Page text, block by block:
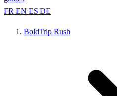
FR EN ES DE
BoldTrip Rush